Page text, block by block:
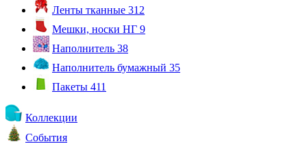
Ленты тканные 312
Мешки, носки НГ 9
Наполнитель 38
Наполнитель бумажный 35
Пакеты 411
Коллекции
События